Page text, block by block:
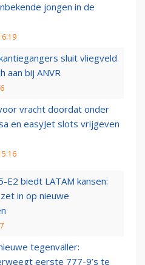
jongen in de
sluit vliegveld
aan bij ANVR
vracht doordat onder
en easyJet slots vrijgeven
E2 biedt LATAM kansen:
in op nieuwe
tegenvaller:
eerste 777-9’s te